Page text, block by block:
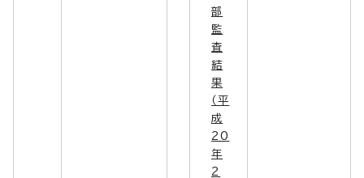
部
監
査
結
果
（平
成
20
年
2